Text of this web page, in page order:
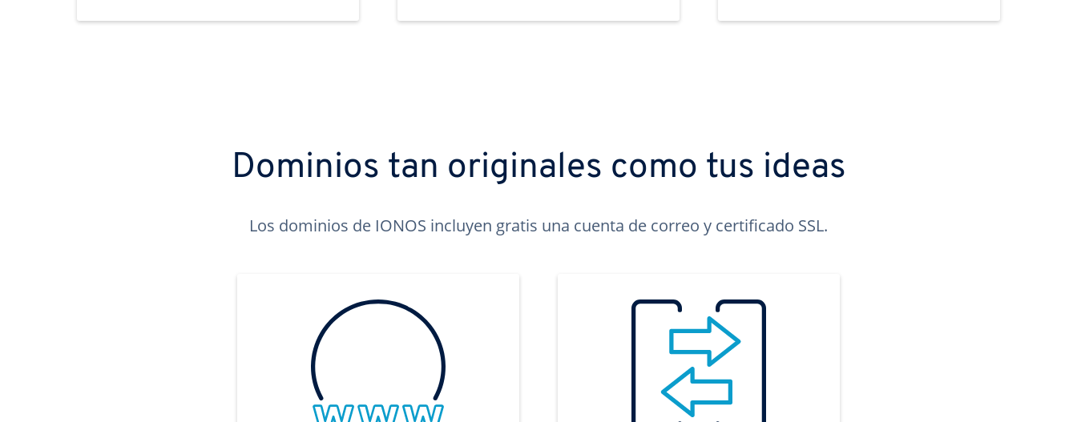
Dominios tan originales como tus ideas
Los dominios de IONOS incluyen gratis una cuenta de correo y certificado SSL.